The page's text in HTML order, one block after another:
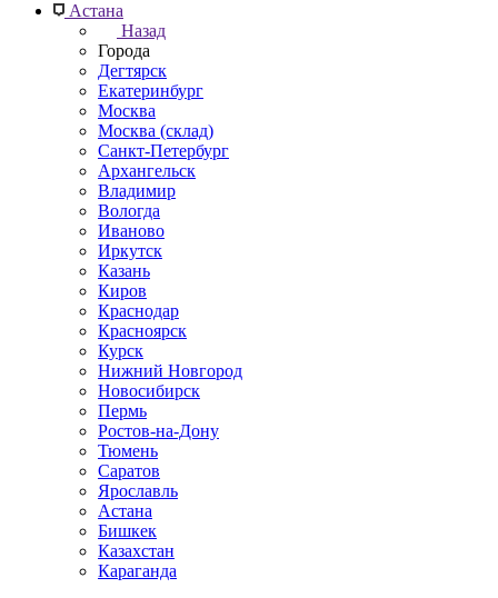
Астана
Назад
Города
Дегтярск
Екатеринбург
Москва
Москва (склад)
Санкт-Петербург
Архангельск
Владимир
Вологда
Иваново
Иркутск
Казань
Киров
Краснодар
Красноярск
Курск
Нижний Новгород
Новосибирск
Пермь
Ростов-на-Дону
Тюмень
Саратов
Ярославль
Астана
Бишкек
Казахстан
Караганда